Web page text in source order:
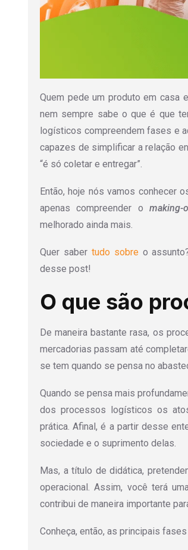
Quem pede um produto em casa
nem sempre sabe o que é que
logísticos compreendem fases e
capazes de simplificar a relação
“é só coletar e entregar”.
Então, hoje nós vamos conhecer
apenas compreender o making-
melhorado ainda mais.
Quer saber tudo sobreo
desse post!
O que são
De maneira bastante rasa, os
mercadorias passam até
se tem quando se pensa no
Quando se pensa mais
dos processos logísticos os
prática. Afinal, é a partir desse
sociedade e o suprimento delas.
Mas, a título de didática,
operacional. Assim, você terá
contribui de maneira importante
Conheça, então, as principais